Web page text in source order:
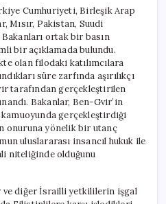
Açıklaması
için
Cumhuriyeti, Birleşik Arap
Mısır, Pakistan, Suudi
ortak bir basın
bir açıklamada bulundu.
olan filodaki katılımcılara
süre zarfında aşırılıkçı
tarafından gerçekleştirilen
Bakanlar, Ben-Gvir’in
gerçekleştirdiği
onuruna yönelik bir utanç
uluslararası insancıl hukuk ile
niteliğinde olduğunu
ve diğer İsrailli yetkililerin işgal